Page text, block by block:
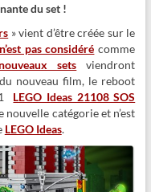
du set !
» vient d’être créée sur le
n’est pas considéré comme
sets viendront
nouveau film, le reboot
LEGO Ideas 21108 SOS
nouvelle catégorie et n’est
LEGO Ideas.